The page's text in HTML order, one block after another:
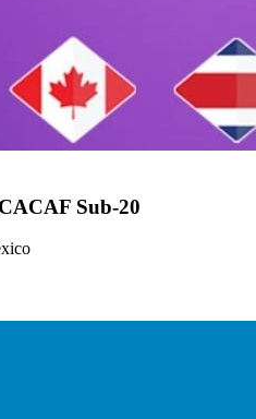
Sub-20